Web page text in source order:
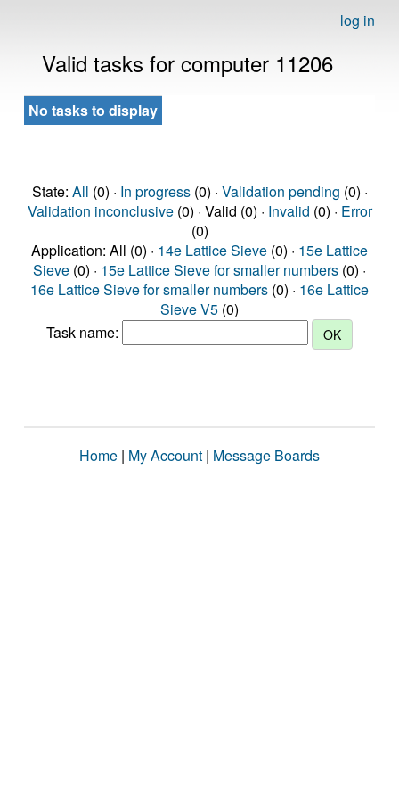
log in
Valid tasks for computer 11206
No tasks to display
State: All (0) · In progress(0) · Validation pending (0) ·
Validation inconclusive(0) · Valid (0) · Invalid (0) · Error
(0)
Application: All (0) · 14e Lattice Sieve (0) · 15e Lattice
Sieve (0) · 15e Lattice Sieve for smaller numbers (0) ·
16e Lattice Sieve for smaller numbers (0) · 16e Lattice
Sieve V5 (0)
Task name:
Home | My Account | Message Boards